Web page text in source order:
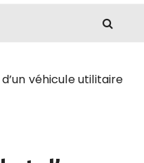
véhicule utilitaire